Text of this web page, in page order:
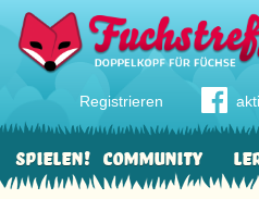
Registrieren
Community
Spielen!